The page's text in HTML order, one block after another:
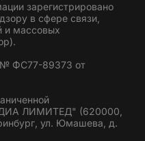
зарегистрировано
в сфере связи,
и массовых
№ ФС77-89373 от
ЛИМИТЕД" (620000,
ул. Юмашева, д.